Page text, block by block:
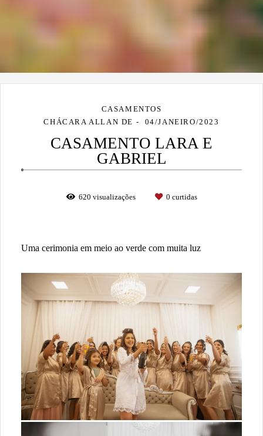
CASAMENTOS
CHÁCARA ALLAN DE
04/JANEIRO/2023
CASAMENTO LARA E
GABRIEL
620 visualizações 0 curtidas
Uma cerimonia em meio ao verde com muita luz